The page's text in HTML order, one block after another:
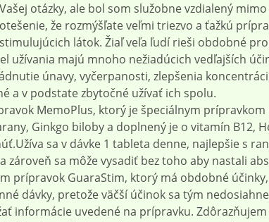
otázky, ale bol som služobne vzdialený
že rozmýšľate veľmi triezvo a ťažkú
látok. Žiaľ veľa ľudí rieši obdobné
užívania majú mnoho nežiadúcich vedľajších
únavy, vyčerpanosti, zlepšenia
a v podstate zbytočné užívať ich spolu.
MemoPlus, ktorý je špeciálnym
Ginkgo biloby a doplnený je o vitamín B12,
sa v dávke 1 tableta denne, najlepšie s
sa môže vysadiť bez toho aby nastali
prípravok GuaraStim, ktorý má obdobné
dávky, pretože väčší účinok sa tým
informácie uvedené na prípravku.